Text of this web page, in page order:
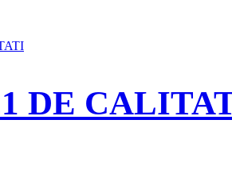
DE